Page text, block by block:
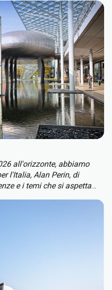
all'orizzonte, abbiamo
l'Italia, Alan Perin, di
e i temi che si aspetta